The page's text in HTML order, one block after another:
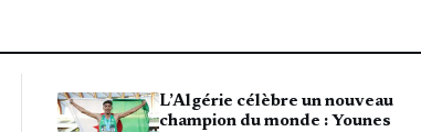
L’Algérie célèbre un nouveau
champion du monde : Younes